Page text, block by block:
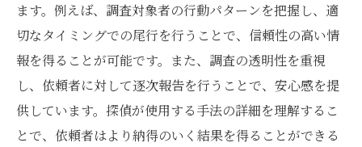
ます。例えば、調査対象者の行動パターンを把握し、適
切なタイミングでの尾行を行うことで、信頼性の高い情
報を得ることが可能です。また、調査の透明性を重視
し、依頼者に対して逐次報告を行うことで、安心感を提
供しています。探偵が使用する手法の詳細を理解するこ
とで、依頼者はより納得のいく結果を得ることができる